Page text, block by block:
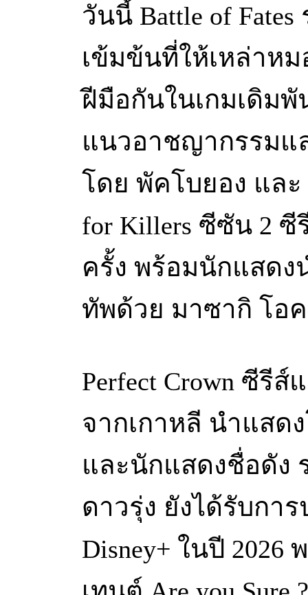
วันนี้ Battle of
เข้มข้นที่ให้เหล่าห
ฝีมือกันในเกมเดิมพั
แนวอาชญากรรมแ
โดย พัคโบยอง และ
for Killers ซีซัน 2
ครั้ง พร้อมนักแสดง
ทัพด้วย มาซากิ โอ
Perfect Crown ซีรี
จากเกาหลี นำแสด
และนักแสดงชื่อดัง
ดาวรุ่ง ยังได้รับกา
Disney+ ในปี